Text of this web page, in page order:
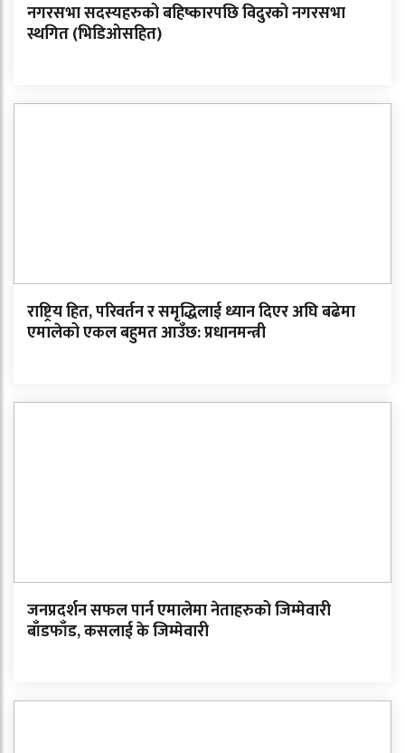
नगरसभा सदस्यहरुको बहिष्कारपछि विदुरको नगरसभा
स्थगित (भिडिओसहित)
राष्ट्रिय हित, परिवर्तन र समृद्धिलाई ध्यान दिएर अघि बढेमा
एमालेको एकल बहुमत आउँछ: प्रधानमन्त्री
जनप्रदर्शन सफल पार्न एमालेमा नेताहरुको जिम्मेवारी
बाँडफाँड, कसलाई के जिम्मेवारी